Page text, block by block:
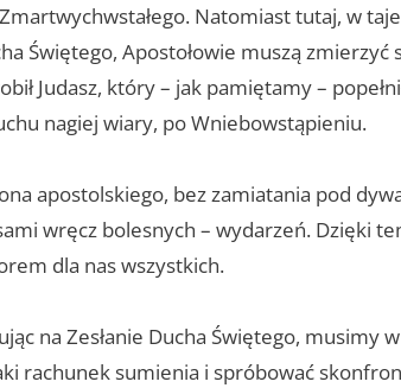
Natomiast tutaj, w
Świętego, Apostołowie muszą zmierzyć
Judasz, który – jak pamiętamy –
nagiej wiary, po Wniebowstąpieniu.
apostolskiego, bez zamiatania pod
wręcz bolesnych – wydarzeń. Dzięki
dla nas wszystkich.
na Zesłanie Ducha Świętego, musimy
rachunek sumienia i spróbować